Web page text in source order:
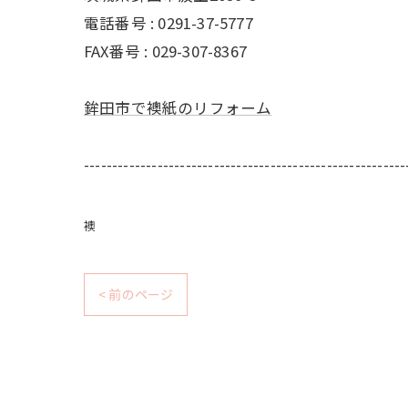
電話番号 : 0291-37-5777
FAX番号 : 029-307-8367
鉾田市で襖紙のリフォーム
襖
< 前のページ